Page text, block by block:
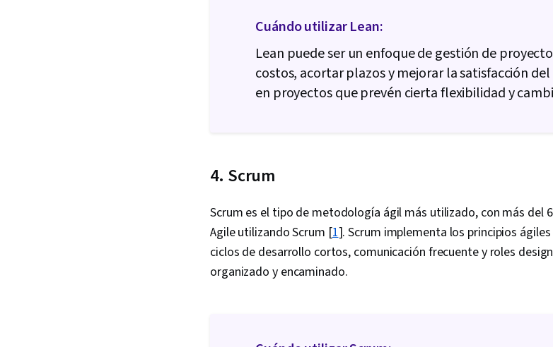
Cuándo utilizar Lean:
Lean puede ser un enfoque de gestión de
costos, acortar plazos y mejorar la satisfacción
en proyectos que prevén cierta flexibilidad y
4. Scrum
Scrum es el tipo de metodología ágil más utilizado, con más del
Agile utilizando Scrum [1]. Scrum implementa los principios
ciclos de desarrollo cortos, comunicación frecuente y roles
organizado y encaminado.